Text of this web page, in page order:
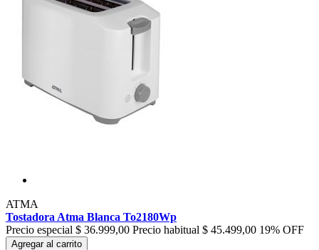
ATMA
Tostadora Atma Blanca To2180Wp
Precio especial $ 36.999,00 Precio habitual $ 45.499,00 19% OFF
Agregar al carrito